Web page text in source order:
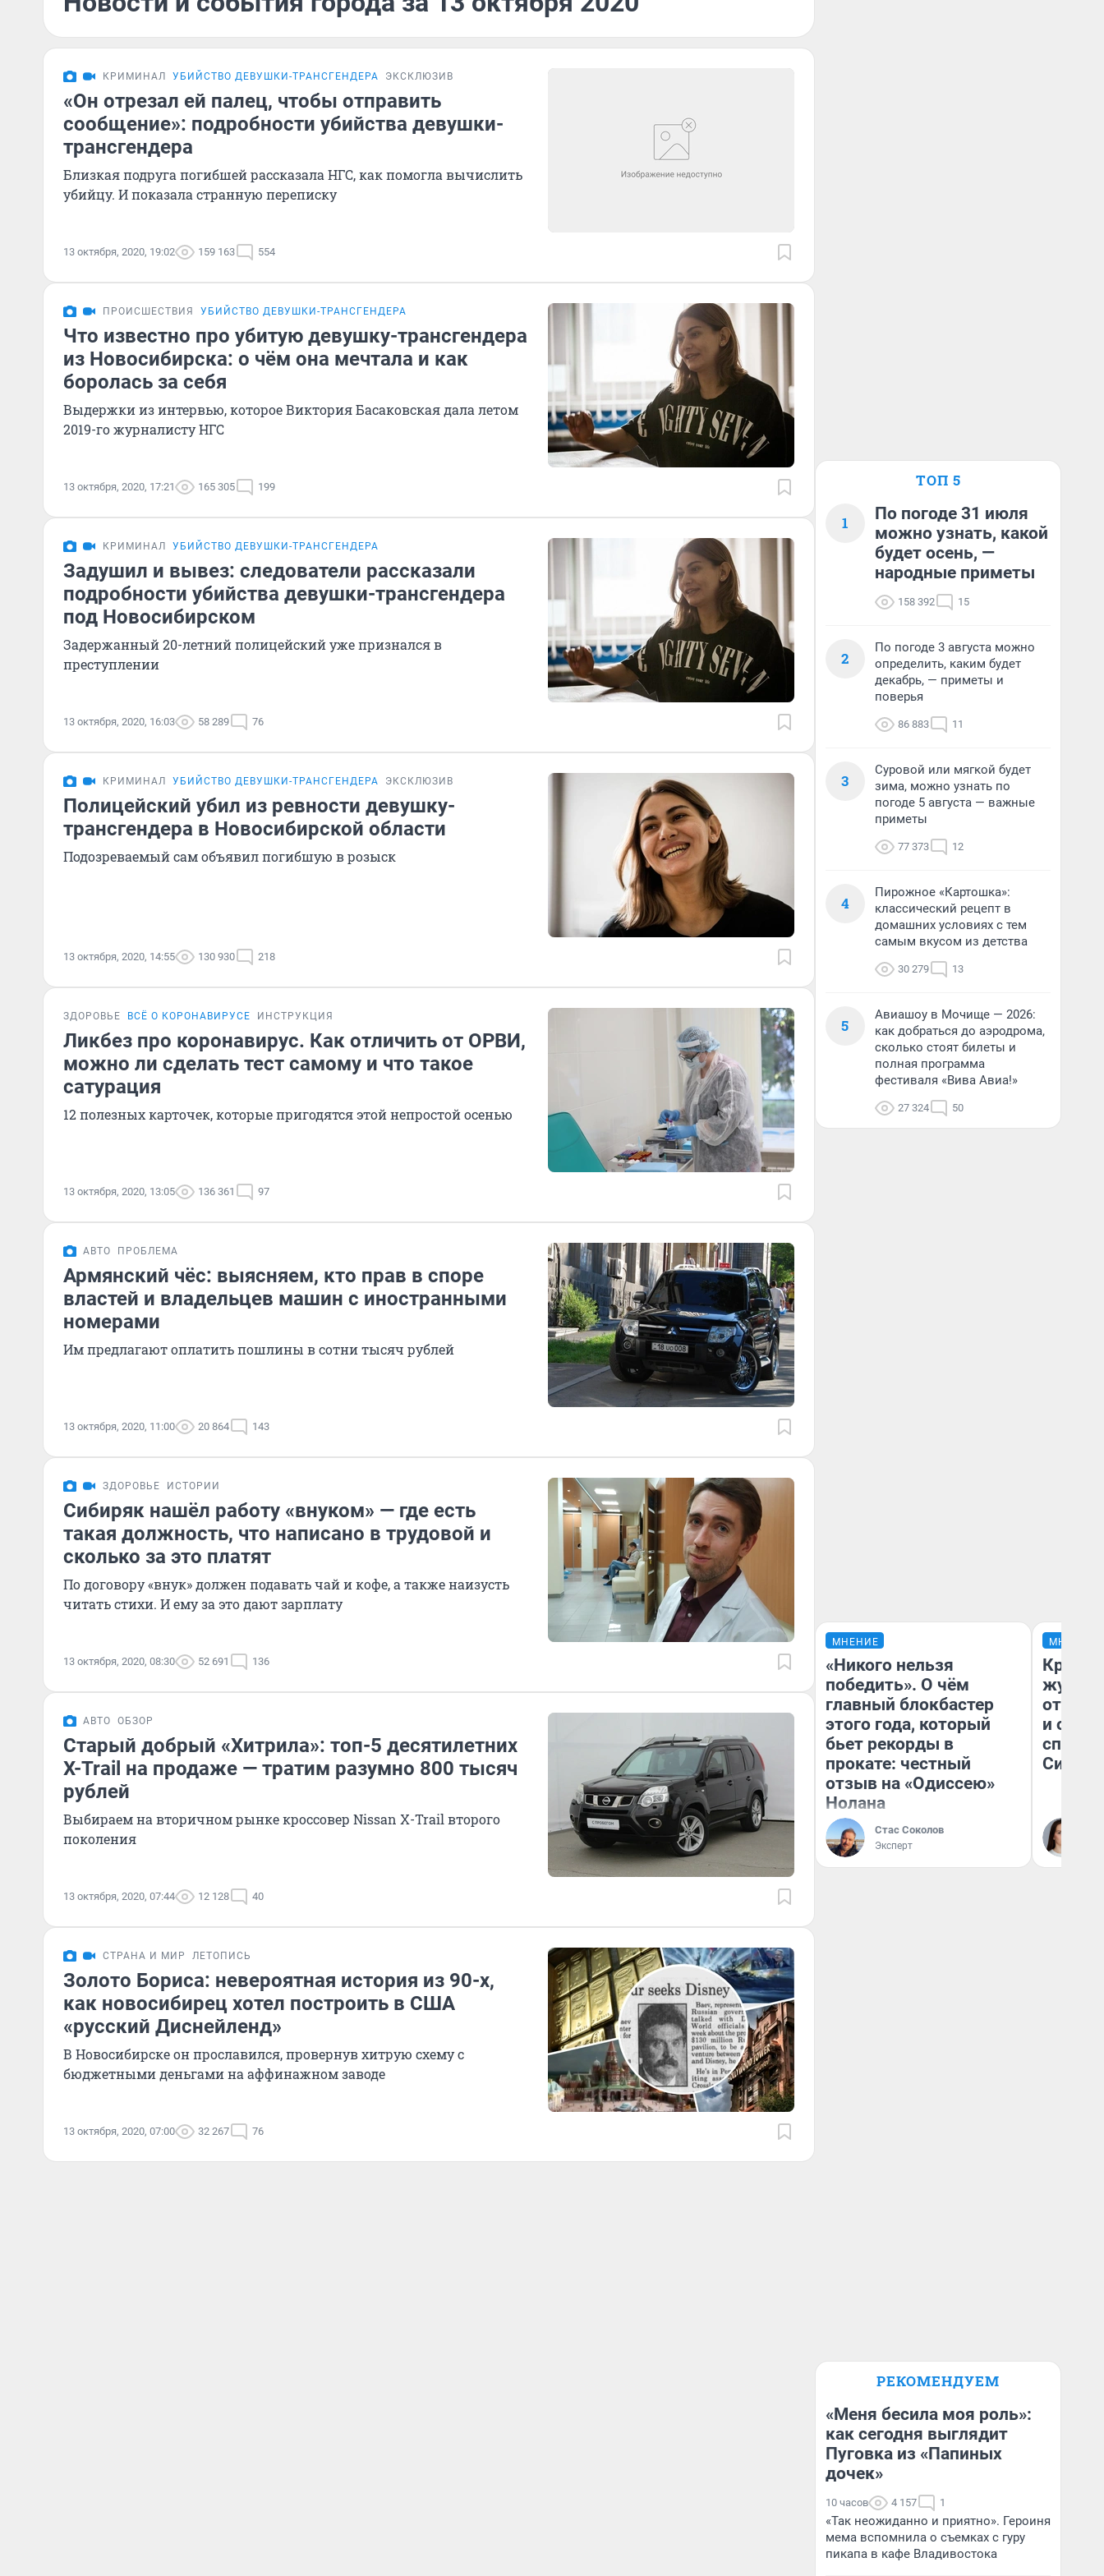
КРИМИНАЛ УБИЙСТВО ДЕВУШКИ-ТРАНСГЕНДЕРА ЭКСКЛЮЗИВ
«Он отрезал ей палец, чтобы отправить
сообщение»: подробности убийства девушки-
трансгендера
Близкая подруга погибшей рассказала НГС, как помогла вычислить
убийцу. И показала странную переписку
13 октября, 2020, 19:02 159 163 554
ПРОИСШЕСТВИЯ УБИЙСТВО ДЕВУШКИ-ТРАНСГЕНДЕРА
Что известно про убитую девушку-трансгендера
из Новосибирска: о чём она мечтала и как
боролась за себя
Выдержки из интервью, которое Виктория Басаковская дала летом
2019-го журналисту НГС
13 октября, 2020, 17:21 165 305 199
КРИМИНАЛ УБИЙСТВО ДЕВУШКИ-ТРАНСГЕНДЕРА
Задушил и вывез: следователи рассказали
подробности убийства девушки-трансгендера
под Новосибирском
Задержанный 20-летний полицейский уже признался в
преступлении
13 октября, 2020, 16:03 58 289 76
КРИМИНАЛ УБИЙСТВО ДЕВУШКИ-ТРАНСГЕНДЕРА ЭКСКЛЮЗИВ
Полицейский убил из ревности девушку-
трансгендера в Новосибирской области
Подозреваемый сам объявил погибшую в розыск
13 октября, 2020, 14:55 130 930 218
ЗДОРОВЬЕ ВСЁ О КОРОНАВИРУСЕ ИНСТРУКЦИЯ
Ликбез про коронавирус. Как отличить от ОРВИ,
можно ли сделать тест самому и что такое
сатурация
12 полезных карточек, которые пригодятся этой непростой осенью
13 октября, 2020, 13:05 136 361 97
АВТО ПРОБЛЕМА
Армянский чёс: выясняем, кто прав в споре
властей и владельцев машин с иностранными
номерами
Им предлагают оплатить пошлины в сотни тысяч рублей
13 октября, 2020, 11:00 20 864 143
ЗДОРОВЬЕ ИСТОРИИ
Сибиряк нашёл работу «внуком» — где есть
такая должность, что написано в трудовой и
сколько за это платят
По договору «внук» должен подавать чай и кофе, а также наизусть
читать стихи. И ему за это дают зарплату
13 октября, 2020, 08:30 52 691 136
АВТО ОБЗОР
Старый добрый «Хитрила»: топ-5 десятилетних
X-Trail на продаже — тратим разумно 800 тысяч
рублей
Выбираем на вторичном рынке кроссовер Nissan X-Trail второго
поколения
13 октября, 2020, 07:44 12 128 40
СТРАНА И МИР ЛЕТОПИСЬ
Золото Бориса: невероятная история из 90-х,
как новосибирец хотел построить в США
«русский Диснейленд»
В Новосибирске он прославился, провернув хитрую схему с
бюджетными деньгами на аффинажном заводе
13 октября, 2020, 07:00 32 267 76
ТОП 5
1
По погоде 31 июля
можно узнать, какой
будет осень, —
народные приметы
158 392 15
2
По погоде 3 августа можно
определить, каким будет
декабрь, — приметы и
поверья
86 883 11
3
Суровой или мягкой будет
зима, можно узнать по
погоде 5 августа — важные
приметы
77 373 12
4
Пирожное «Картошка»:
классический рецепт в
домашних условиях с тем
самым вкусом из детства
30 279 13
5
Авиашоу в Мочище — 2026:
как добраться до аэродрома,
сколько стоят билеты и
полная программа
фестиваля «Вива Авиа!»
27 324 50
МНЕНИЕ
«Никого нельзя
победить». О чём
главный блокбастер
этого года, который
бьет рекорды в
прокате: честный
отзыв на «Одиссею»
Нолана
Стас Соколов
Эксперт
МНЕНИЕ
и
споре
РЕКОМЕНДУЕМ
«Меня бесила моя роль»:
как сегодня выглядит
Пуговка из «Папиных
дочек»
10 часов 4 157 1
«Так неожиданно и приятно». Героиня
мема вспомнила о съемках с гуру
пикапа в кафе Владивостока